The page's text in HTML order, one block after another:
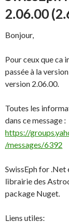
2.06.00
Bonjour,
Pour ceux que ca
passée à la
version 2.06.00.
Toutes les
dans ce message :
https://
/messages/6392
SwissEph for
librairie des
package Nuget.
Liens utiles: